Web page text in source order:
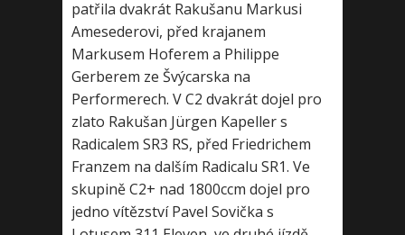
patřila dvakrát Rakušanu Markusi
Amesederovi, před krajanem
Markusem Hoferem a Philippe
Gerberem ze Švýcarska na
Performerech. V C2 dvakrát dojel pro
zlato Rakušan Jürgen Kapeller s
Radicalem SR3 RS, před Friedrichem
Franzem na dalším Radicalu SR1. Ve
skupině C2+ nad 1800ccm dojel pro
jedno vítězství Pavel Sovička s